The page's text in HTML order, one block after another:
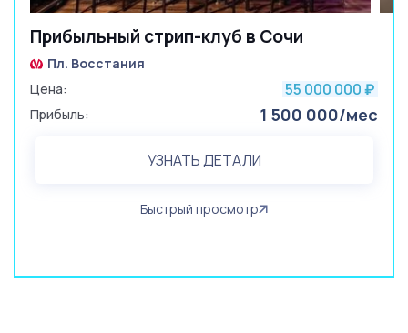
Прибыльный стрип-клуб в Сочи
Пл. Восстания
Цена:
55 000 000 ₽
Прибыль: 1 500 000/мес
УЗНАТЬ ДЕТАЛИ
Быстрый просмотр